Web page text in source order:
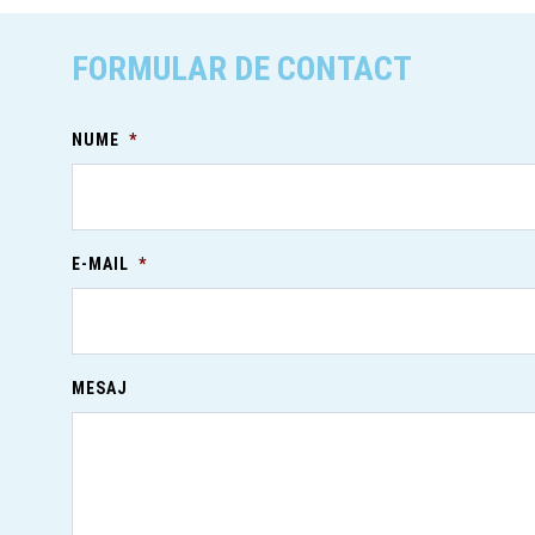
FORMULAR DE CONTACT
NUME *
E-MAIL *
MESAJ